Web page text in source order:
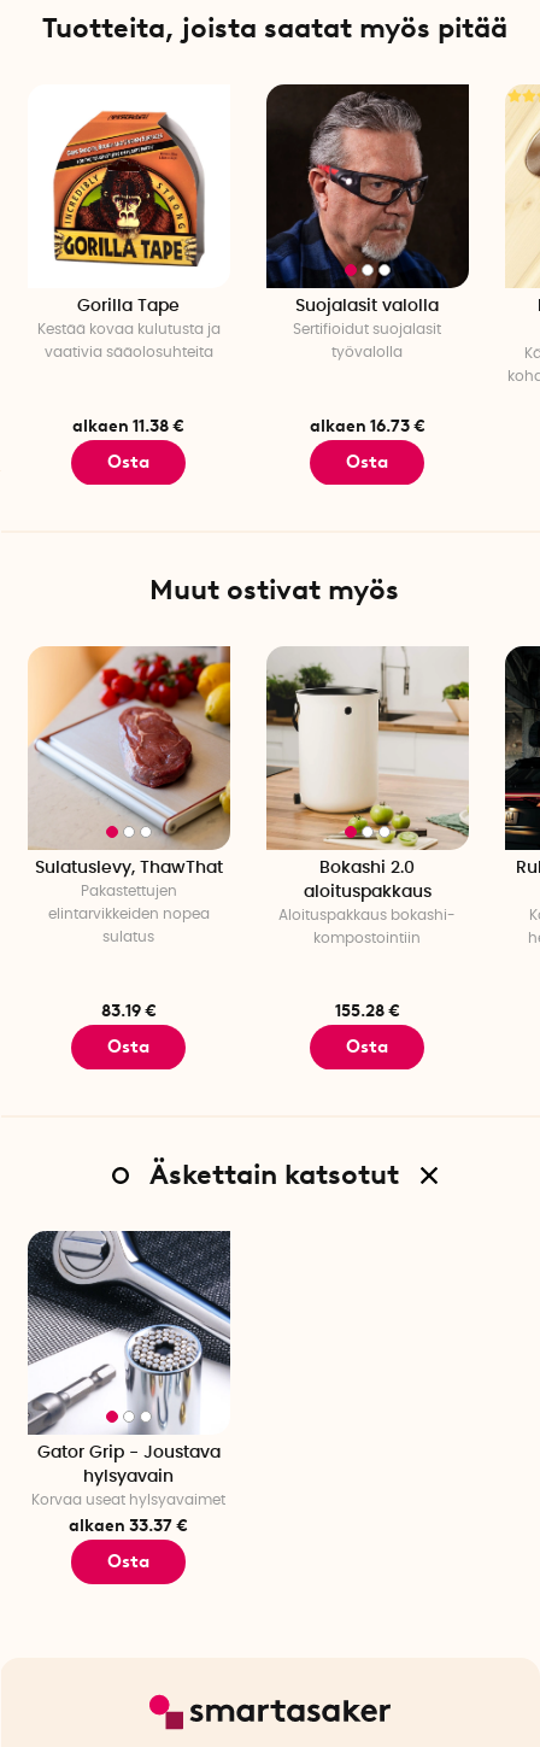
räikkävääntimeen
Tuotteita, joista saatat myös pitää
Gorilla Tape
Kestää kovaa kulutusta ja
vaativia sääolosuhteita
alkaen 11.38 €
Osta
Suojalasit valolla
Sertifioidut suojalasit
työvalolla
alkaen 16.73 €
Osta
Muut ostivat myös
Sulatuslevy, ThawThat
Pakastettujen
elintarvikkeiden nopea
sulatus
83.19 €
Osta
Bokashi 2.0
aloituspakkaus
Aloituspakkaus bokashi-
kompostointiin
155.28 €
Osta
Äskettain katsotut
Gator Grip - Joustava
hylsyavain
Korvaa useat hylsyavaimet
alkaen 33.37 €
Osta